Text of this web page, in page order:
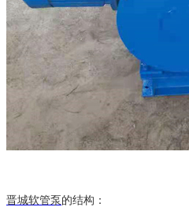
晋城软管泵 的结构：